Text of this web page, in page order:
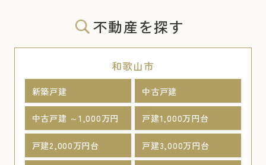
不動産を探す
和歌山市
新築戸建 中古戸建
中古戸建 ～1,000万円 戸建1,000万円台
戸建2,000万円台 戸建3,000万円台